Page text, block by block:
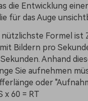
die Entwicklung
für das Auge
Formel ist
Bildern pro
Anhand
Sie aufnehmen
oder
x 60 = RT